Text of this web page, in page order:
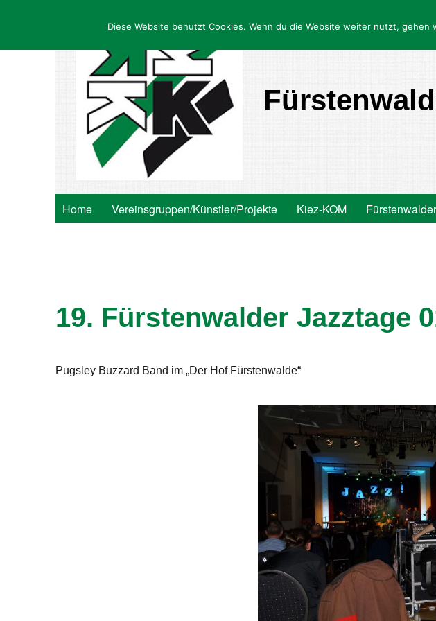
Home Vereinsgruppen/Künstler/Projekte Kiez-KOM
19. Fürstenwalder Jazztage
Pugsley Buzzard Band im „Der Hof Fürstenwalde“
Diese Website benutzt Cookies. Wenn du die Website weiter nutzt, gehen